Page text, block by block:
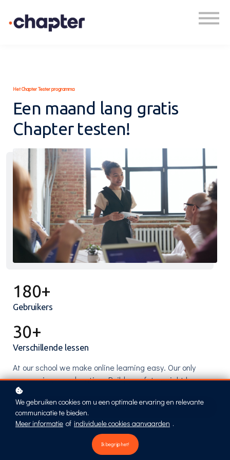
Het Chapter Tester programma
Een maand lang gratis
Chapter testen!
180+
Gebruikers
30+
Verschillende lessen
At our school we make online learning easy. Our only
concern is your education. Build your future right here.
Ontdek Chapter
We gebruiken cookies om u een optimale ervaring en relevante
communicatie te bieden.
Meer informatie of individuele cookies aanvaarden .
Ik begrijp het!